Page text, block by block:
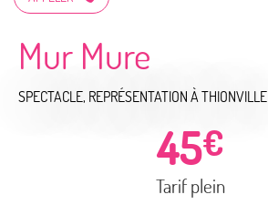
Mur Mure
SPECTACLE, REPRÉSENTATION À THIONVILLE
45€
Tarif plein